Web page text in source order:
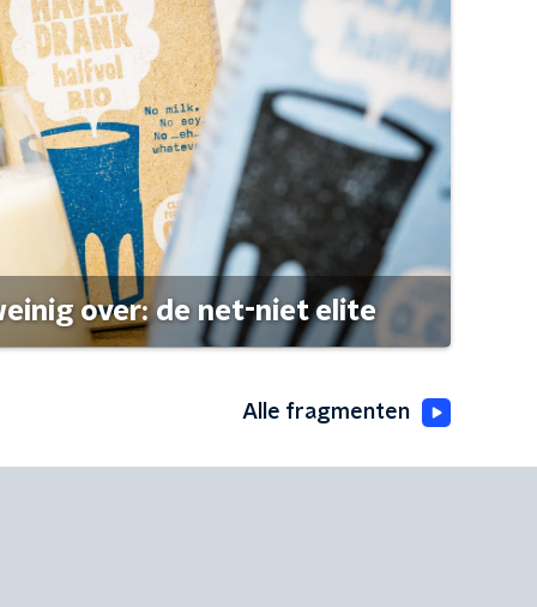
over: de net-niet elite
Alle fragmenten